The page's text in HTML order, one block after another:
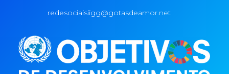
redesociaisiigg@gotasdeamor.net